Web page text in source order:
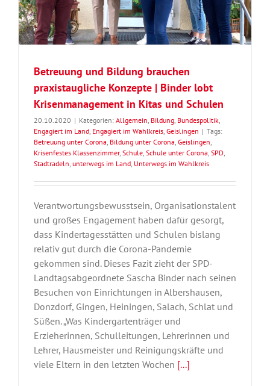
Betreuung und Bildung brauchen
praxistaugliche Konzepte | Binder lobt
Krisenmanagement in Kitas und Schulen
20.10.2020 | Kategorien: Allgemein Bildung Bundespolitik
Engagiert im Land Engagiert im Wahlkreis Geislingen | Tags:
Betreuung unter Corona Bildung unter Corona Geislingen
Krisenfestes Klassenzimmer, Schule Schule unter Corona SPD
Stadtradeln unterwegs im Land Unterwegs im Wahlkreis
Verantwortungsbewusstsein, Organisationstalent
und großes Engagement haben dafür gesorgt,
dass Kindertagesstätten und Schulen bislang
relativ gut durch die Corona-Pandemie
gekommen sind. Dieses Fazit zieht der SPD-
Landtagsabgeordnete Sascha Binder nach seinen
Besuchen von Einrichtungen in Albershausen,
Donzdorf, Gingen, Heiningen, Salach, Schlat und
Süßen. „Was Kindergartenträger und
Erzieherinnen, Schulleitungen, Lehrerinnen und
Lehrer, Hausmeister und Reinigungskräfte und
viele Eltern in den letzten Wochen [...]